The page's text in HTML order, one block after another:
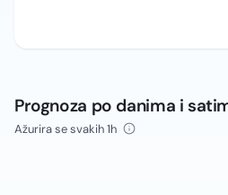
Prognoza po danima i
Ažurira se svakih 1h